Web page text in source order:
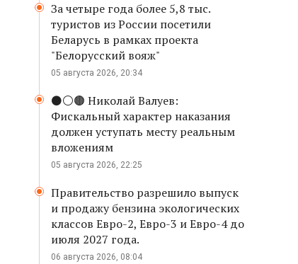
За четыре года более 5,8 тыс.
туристов из России посетили
Беларусь в рамках проекта
"Белорусский вояж"
05 августа 2026, 20:34
⚫️⚪️🟤 Николай Валуев:
Фискальный характер наказания
должен уступать месту реальным
вложениям
05 августа 2026, 22:25
Правительство разрешило выпуск
и продажу бензина экологических
классов Евро-2, Евро-3 и Евро-4 до
июля 2027 года.
06 августа 2026, 08:04